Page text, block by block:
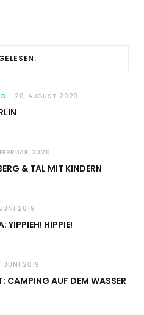
20. AUGUST 2020
2020
& TAL MIT KINDERN
2019
YIPPIEH! HIPPIE!
JUNI 2019
CAMPING AUF DEM WASSER